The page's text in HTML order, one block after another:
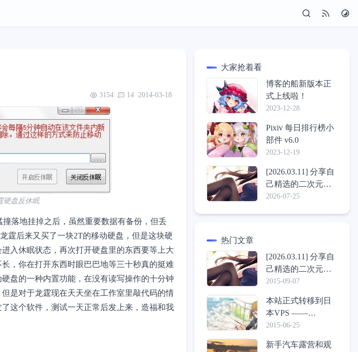
3154 14 2014-03-18
硬盘反休眠
落地挂掉之后，虽然重要数据有备份，但丢
霆后来又买了一块2T的移动硬盘，但是这块硬
入休眠状态，再次打开硬盘里的东西要等上大
，你在打开东西时眼巴巴地等三十秒真的挺难
盘的一种内置功能，在没有读写操作的十分钟
是对于龙霆现在天天坐在工作室里敲代码的情
这个软件，测试一天正常后发上来，造福和我
大家抢着看
博客的船新版本正
式上线啦！
2023-12-28
Pixiv 每日排行榜小
部件 v6.0
2023-12-19
[2026.03.11] 分享自
己精选的二次元壁
纸包
2026-07-25
热门文章
[2026.03.11] 分享自
己精选的二次元壁
纸包
2015-09-07
本站正式转移到日
本VPS ——
ConoHa，介绍一些
2015-06-25
新手汽车露营和观